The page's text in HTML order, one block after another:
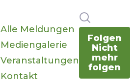
Alle Meldungen
Mediengalerie
Veranstaltungen
Kontakt
Folgen
Nicht
mehr
folgen